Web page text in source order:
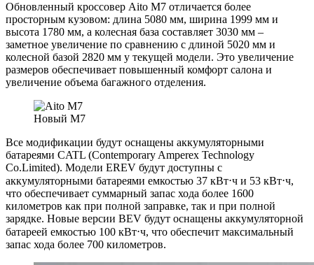
Обновленный кроссовер Aito M7 отличается более
просторным кузовом: длина 5080 мм, ширина 1999 мм и
высота 1780 мм, а колесная база составляет 3030 мм –
заметное увеличение по сравнению с длиной 5020 мм и
колесной базой 2820 мм у текущей модели. Это увеличение
размеров обеспечивает повышенный комфорт салона и
увеличение объема багажного отделения.
Новый M7
Все модификации будут оснащены аккумуляторными
батареями CATL (Contemporary Amperex Technology
Co.Limited). Модели EREV будут доступны с
аккумуляторными батареями емкостью 37 кВт⋅ч и 53 кВт⋅ч,
что обеспечивает суммарный запас хода более 1600
километров как при полной заправке, так и при полной
зарядке. Новые версии BEV будут оснащены аккумуляторной
батареей емкостью 100 кВт⋅ч, что обеспечит максимальный
запас хода более 700 километров.